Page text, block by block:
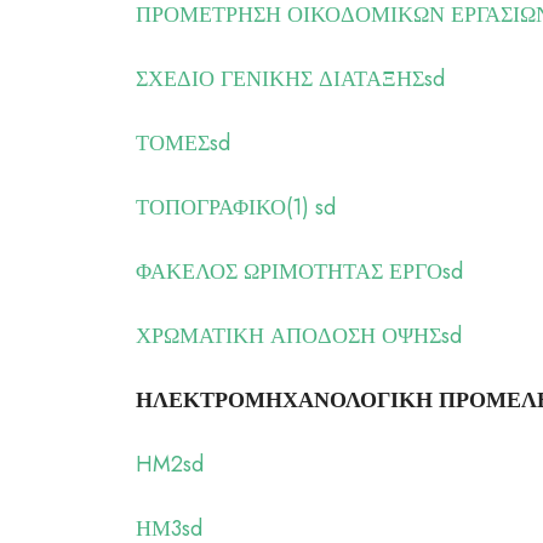
ΠΡΟΜΕΤΡΗΣΗ ΟΙΚΟΔΟΜΙΚΩΝ
ΣΧΕΔΙΟ ΓΕΝΙΚΗΣ ΔΙΑΤΑΞΗΣsd
ΤΟΜΕΣsd
ΤΟΠΟΓΡΑΦΙΚΟ(1) sd
ΦΑΚΕΛΟΣ ΩΡΙΜΟΤΗΤΑΣ ΕΡΓΟsd
ΧΡΩΜΑΤΙΚΗ ΑΠΟΔΟΣΗ ΟΨΗΣsd
ΗΛΕΚΤΡΟΜΗΧΑΝΟΛΟΓΙΚΗ
HM2sd
ΗΜ3sd